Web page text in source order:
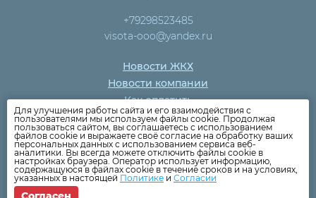
+79298523485
visota-ooo@yandex.ru
Новости ЖКХ
Новости компании
Как оплатить
Дома
Раскрытие информации
Вопросы
Для улучшения работы сайта и его взаимодействия с
пользователями мы используем файлы cookie. Продолжая
пользоваться сайтом, вы соглашаетесь с использованием
файлов cookie и выражаете своё согласие на обработку ваших
персональных данных с использованием сервиса веб-
аналитики. Вы всегда можете отключить файлы cookie в
настройках браузера. Оператор использует информацию,
содержащуюся в файлах cookie в течение сроков и на условиях,
указанных в настоящей Политике и Согласии